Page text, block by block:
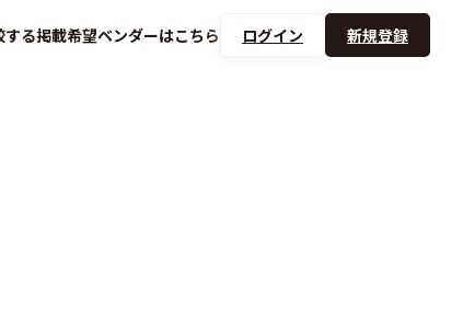
する掲載希望ベンダーはこちら ログイン 新規登録